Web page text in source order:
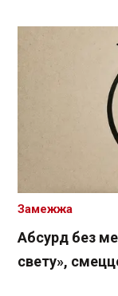
Абсурд без
свету»,
Замежжа